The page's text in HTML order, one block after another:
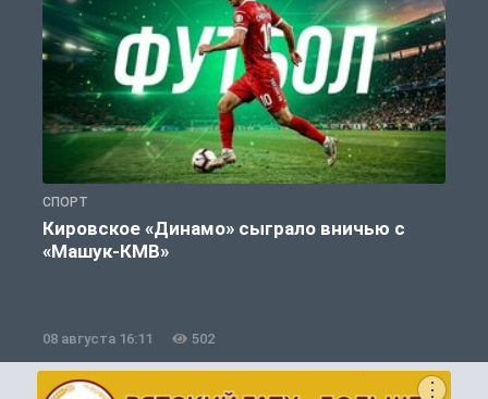
СПОРТ
Кировское «Динамо» сыграло вничью с
«Машук-КМВ»
08 августа 16:11 502